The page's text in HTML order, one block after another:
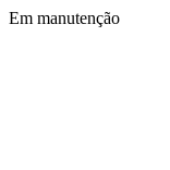
Em manutenção